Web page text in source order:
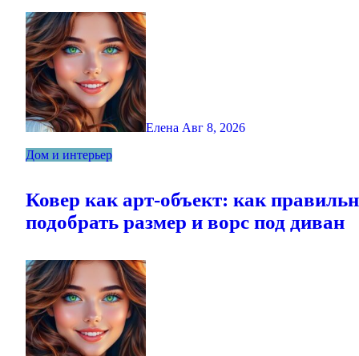
Елена Авг 8, 2026
Дом и интерьер
Ковер как арт-объект: как
подобрать размер и ворс под диван